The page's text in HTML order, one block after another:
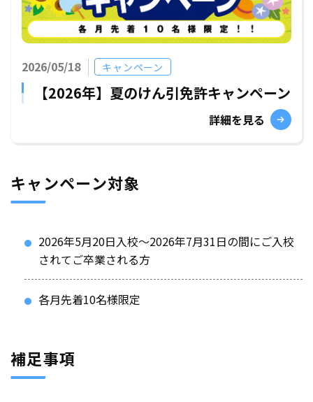
2026/05/18 キャンペーン
【2026年】夏のけん引免許キャンペーン
詳細を見る
キャンペーン対象
2026年5月20日入校～2026年7月31日の間にご入校
されてご卒業される方
各月先着10名様限定
補足事項